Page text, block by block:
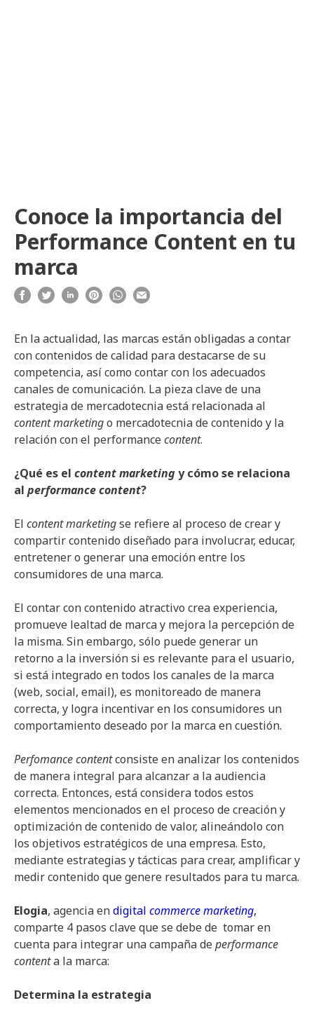
Conoce la importancia del
Performance Content en tu
marca
En la actualidad, las marcas están obligadas a contar
con contenidos de calidad para destacarse de su
competencia, así como contar con los adecuados
canales de comunicación. La pieza clave de una
estrategia de mercadotecnia está relacionada al
content marketingo mercadotecnia de contenido y la
relación con el performancecontent.
¿Qué es el content marketingy cómo se relaciona
al performance content?
El content marketingse refiere al proceso de crear y
compartir contenido diseñado para involucrar, educar,
entretener o generar una emoción entre los
consumidores de una marca.
El contar con contenido atractivo crea experiencia,
promueve lealtad de marca y mejora la percepción de
la misma. Sin embargo, sólo puede generar un
retorno a la inversión si es relevante para el usuario,
si está integrado en todos los canales de la marca
(web, social, email), es monitoreado de manera
correcta, y logra incentivar en los consumidores un
comportamiento deseado por la marca en cuestión.
Perfomance contentconsiste en analizar los contenidos
de manera integral para alcanzar a la audiencia
correcta. Entonces, está considera todos estos
elementos mencionados en el proceso de creación y
optimización de contenido de valor, alineándolo con
los objetivos estratégicos de una empresa. Esto,
mediante estrategias y tácticas para crear, amplificar y
medir contenido que genere resultados para tu marca.
Elogia, agencia endigital commerce marketing,
comparte 4 pasos clave que se debe de tomar en
cuenta para integrar una campaña deperformance
contenta la marca:
Determina la estrategia